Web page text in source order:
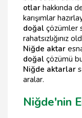
otlar hakkında
karışımlar
doğal çözümler
rahatsızlığınız
Niğde aktar
doğal çözümü
Niğde aktarlar
aralar.
Niğde'nin